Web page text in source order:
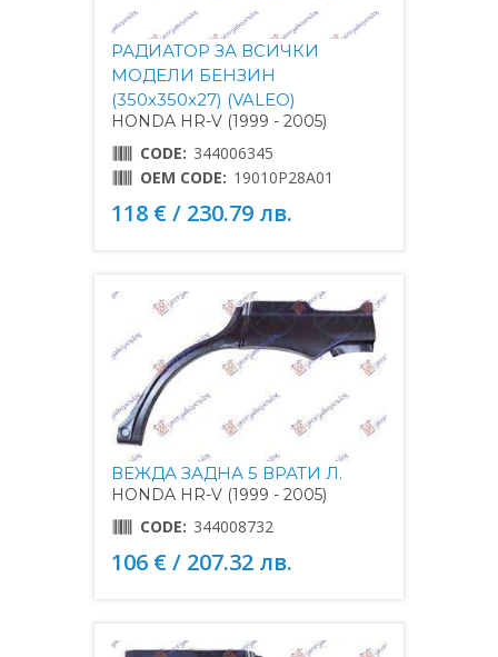
РАДИАТОР ЗА ВСИЧКИ
МОДЕЛИ БЕНЗИН
(350x350x27) (VALEO)
HONDA HR-V (1999 - 2005)
CODE: 344006345
OEM CODE: 19010P28A01
118 € / 230.79 лв.
ВЕЖДА ЗАДНА 5 ВРАТИ Л.
HONDA HR-V (1999 - 2005)
CODE: 344008732
106 € / 207.32 лв.